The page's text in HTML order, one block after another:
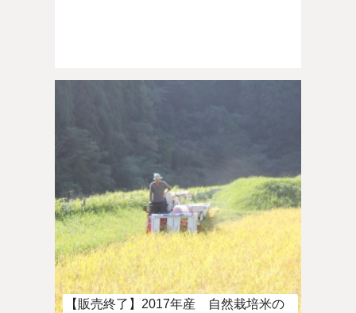
【販売終了】2017年産 自然栽培米の